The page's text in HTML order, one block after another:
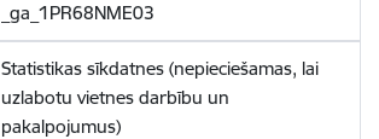
_ga_1PR68NME03
Statistikas sīkdatnes (nepieciešamas, lai
uzlabotu vietnes darbību un
pakalpojumus)